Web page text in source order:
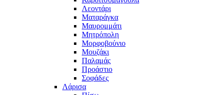
Λεοντάρι
Ματαράγκα
Μαυρομμάτι
Μητρόπολη
Μορφοβούνιο
Μουζάκι
Παλαμάς
Προάστιο
Σοφάδες
Λάρισα